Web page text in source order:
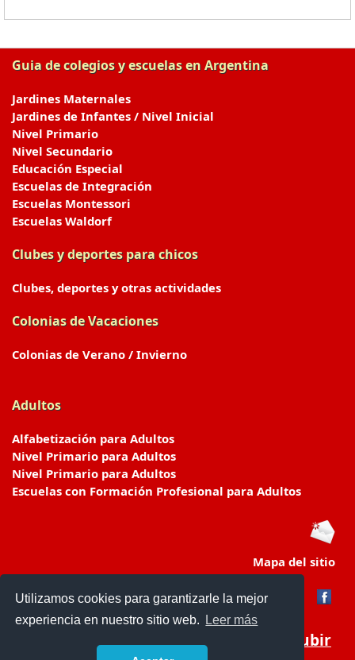
Utilizamos cookies para garantizarle la mejor
experiencia en nuestro sitio web.
Leer más
Guia de colegios y escuelas en Argentina
Jardines Maternales
Jardines de Infantes / Nivel Inicial
Nivel Primario
Nivel Secundario
Educación Especial
Escuelas de Integración
Escuelas Montessori
Escuelas Waldorf
Clubes y deportes para chicos
Clubes, deportes y otras actividades
Colonias de Vacaciones
Colonias de Verano / Invierno
Adultos
Alfabetización para Adultos
Nivel Primario para Adultos
Nivel Primario para Adultos
Escuelas con Formación Profesional para Adultos
Mapa del sitio
Subir